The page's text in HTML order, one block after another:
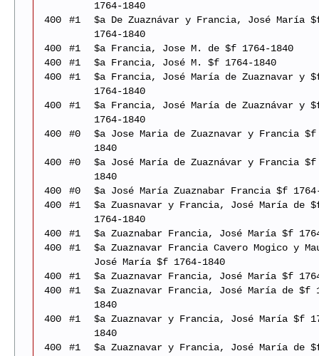
1764-1840
400
#1
$a De Zuaznávar y Francia, José María
1764-1840
400
#1
$a Francia, Jose M. de $f 1764-1840
400
#1
$a Francia, José M. $f 1764-1840
400
#1
$a Francia, José María de Zuaznavar y
1764-1840
400
#1
$a Francia, José María de Zuaznávar y
1764-1840
400
#0
$a Jose Maria de Zuaznavar y Francia $f
1840
400
#0
$a José María de Zuaznávar y Francia $f
1840
400
#0
$a José María Zuaznabar Francia $f
400
#1
$a Zuasnavar y Francia, José María de
1764-1840
400
#1
$a Zuaznabar Francia, José María $f
400
#1
$a Zuaznavar Francia Cavero Mogico y
José María $f 1764-1840
400
#1
$a Zuaznavar Francia, José María $f
400
#1
$a Zuaznavar Francia, José María de $f
1840
400
#1
$a Zuaznavar y Francia, José María $f
1840
400
#1
$a Zuaznavar y Francia, José María de